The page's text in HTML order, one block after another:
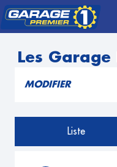
Les
MODIFIER
Liste